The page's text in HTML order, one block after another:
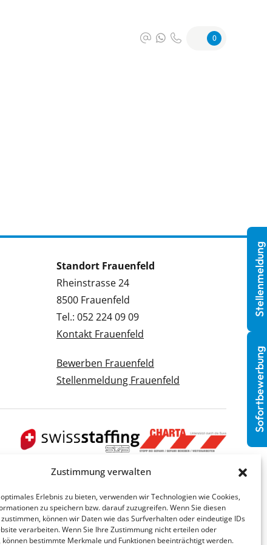
Zustimmung verwalten
Erlebnis zu bieten, verwenden wir Technologien wie Cookies,
zu speichern bzw. darauf zuzugreifen. Wenn Sie diesen
können wir Daten wie das Surfverhalten oder eindeutige IDs
verarbeiten. Wenn Sie Ihre Zustimmung nicht erteilen oder
können bestimmte Merkmale und Funktionen beeinträchtigt werden.
0
Standort Frauenfeld
Rheinstrasse 24
8500 Frauenfeld
Tel.: 052 224 09 09
Kontakt Frauenfeld
Bewerben Frauenfeld
Stellenmeldung Frauenfeld
Sofortbewerbung
Stellenmeldung